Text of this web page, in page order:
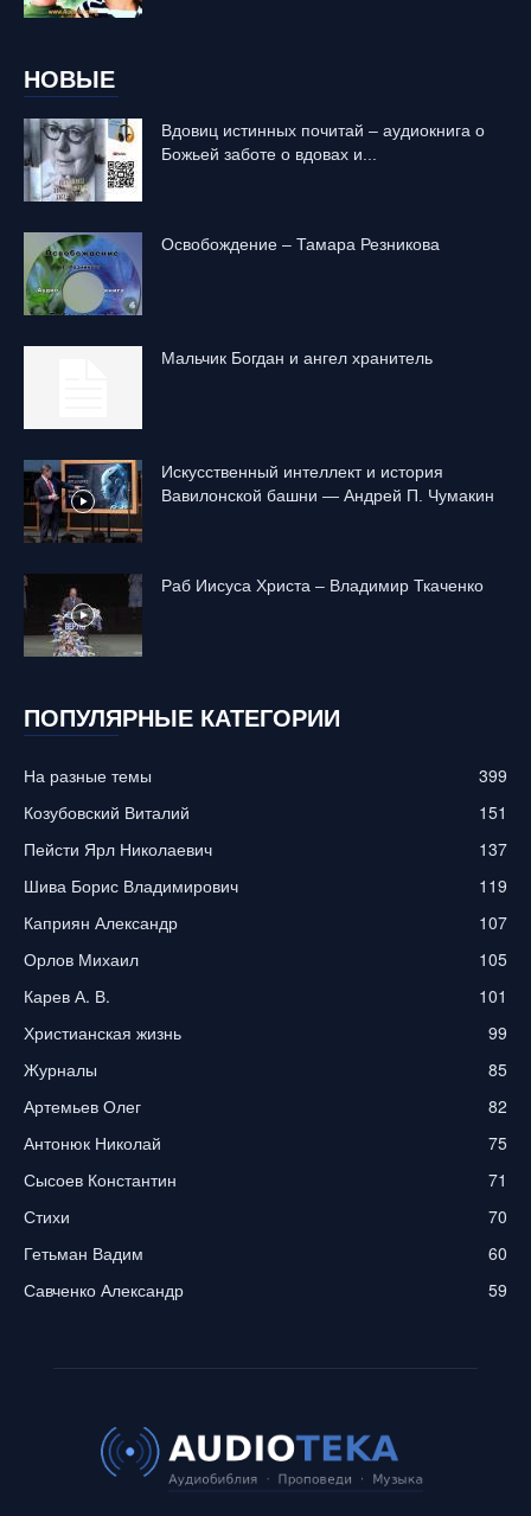
НОВЫЕ
Вдовиц истинных почитай – аудиокнига о
Божьей заботе о вдовах и...
Освобождение – Тамара Резникова
Mальчик Богдан и ангел хранитель
Искусственный интеллект и история
Вавилонской башни — Андрей П. Чумакин
Раб Иисуса Христа – Владимир Ткаченко
ПОПУЛЯРНЫЕ КАТЕГОРИИ
На разные темы
399
Козубовский Виталий
151
Пейсти Ярл Николаевич
137
Шива Борис Владимирович
119
Каприян Александр
107
Орлов Михаил
105
Карев А. В.
101
Христианская жизнь
99
Журналы
85
Артемьев Олег
82
Антонюк Николай
75
Сысоев Константин
71
Стихи
70
Гетьман Вадим
60
Савченко Александр
59